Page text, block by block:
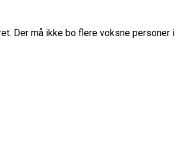
Der må ikke bo flere voksne personer i